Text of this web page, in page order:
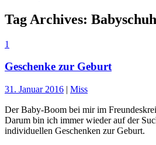
Tag Archives:
1
Geschenke zur Geburt
31. Januar 2016 | Miss
Der Baby-Boom bei mir im
Darum bin ich immer wieder auf der
individuellen Geschenken zur Geburt.